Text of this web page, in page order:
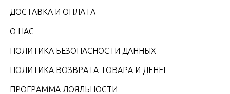
ДОСТАВКА И ОПЛАТА
О НАС
ПОЛИТИКА БЕЗОПАСНОСТИ ДАННЫХ
ПОЛИТИКА ВОЗВРАТА ТОВАРА И ДЕНЕГ
ПРОГРАММА ЛОЯЛЬНОСТИ